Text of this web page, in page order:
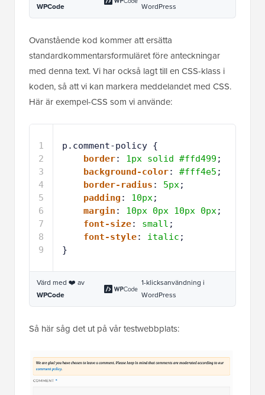
WPCode
WordPress
Ovanstående kod kommer att ersätta
standardkommentarsformuläret före anteckningar
med denna text. Vi har också lagt till en CSS-klass i
koden, så att vi kan markera meddelandet med CSS.
Här är exempel-CSS som vi använde:
1
2
3
4
5
6
7
8
9
p.comment-policy {
border: 1px solid #ffd499 ;
background-color: #fff4e5 ;
border-radius : 5px;
padding : 10px;
margin : 10px 0px 10px 0px;
font-size: small ;
font-style: italic ;
}
Värd med ❤️ av
WPCode
1-klicksanvändning i
WordPress
Så här såg det ut på vår testwebbplats: